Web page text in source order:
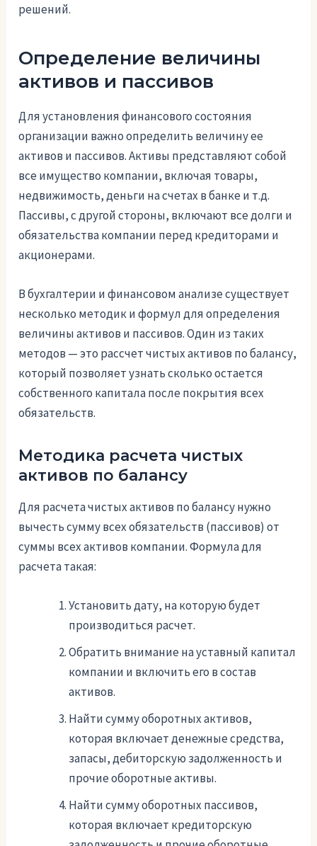
решений.
Определение величины
активов и пассивов
Для установления финансового состояния
организации важно определить величину ее
активов и пассивов. Активы представляют собой
все имущество компании, включая товары,
недвижимость, деньги на счетах в банке и т.д.
Пассивы, с другой стороны, включают все долги и
обязательства компании перед кредиторами и
акционерами.
В бухгалтерии и финансовом анализе существует
несколько методик и формул для определения
величины активов и пассивов. Один из таких
методов — это рассчет чистых активов по балансу,
который позволяет узнать сколько остается
собственного капитала после покрытия всех
обязательств.
Методика расчета чистых
активов по балансу
Для расчета чистых активов по балансу нужно
вычесть сумму всех обязательств (пассивов) от
суммы всех активов компании. Формула для
расчета такая:
Установить дату, на которую будет
производиться расчет.
Обратить внимание на уставный капитал
компании и включить его в состав
активов.
Найти сумму оборотных активов,
которая включает денежные средства,
запасы, дебиторскую задолженность и
прочие оборотные активы.
Найти сумму оборотных пассивов,
которая включает кредиторскую